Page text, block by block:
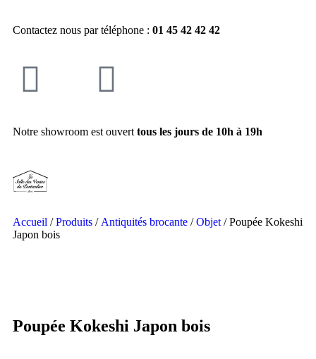
Contactez nous par téléphone : 01 45 42 42 42
Notre showroom est ouvert tous les jours de 10h à 19h
Accueil /Produits / Antiquités brocante /Objet / Poupée Kokeshi
Japon bois
Poupée Kokeshi Japon bois